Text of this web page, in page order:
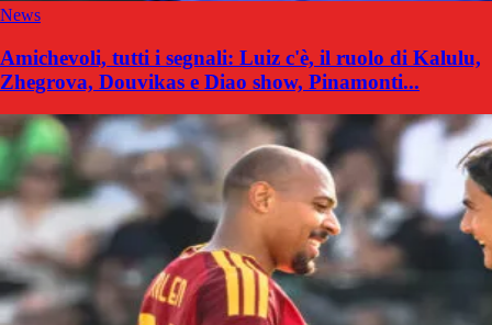
News
Amichevoli, tutti i segnali: Luiz c'è, il ruolo di Kalulu,
Zhegrova, Douvikas e Diao show, Pinamonti...